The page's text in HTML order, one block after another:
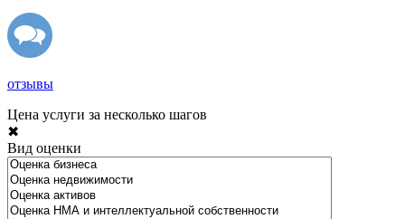
отзывы
Цена услуги за несколько шагов
✖
Вид оценки